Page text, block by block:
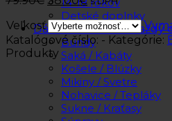
Detské doplnky
Dámska móda na každý
Bundy
Saká / Kabáty
Košele / Blúzky
Mikiny / Svetre
Nohavice / Tepláky
Sukne / Kraťasy
Veľkosť
Katalógové číslo: - Kategórie:
Produkty